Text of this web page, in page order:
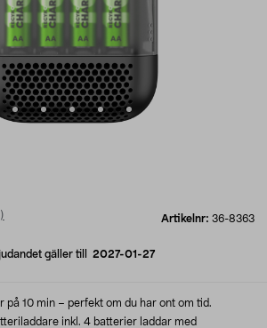
Artikelnr: 36-8363
)
gäller till 2027-01-27
på 10 min – perfekt om du har ont om tid.
inkl. 4 batterier laddar med